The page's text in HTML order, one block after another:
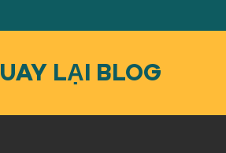
LẠI BLOG